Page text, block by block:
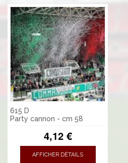
615 D
Party cannon - cm 58
4,12 €
AFFICHER DÉTAILS